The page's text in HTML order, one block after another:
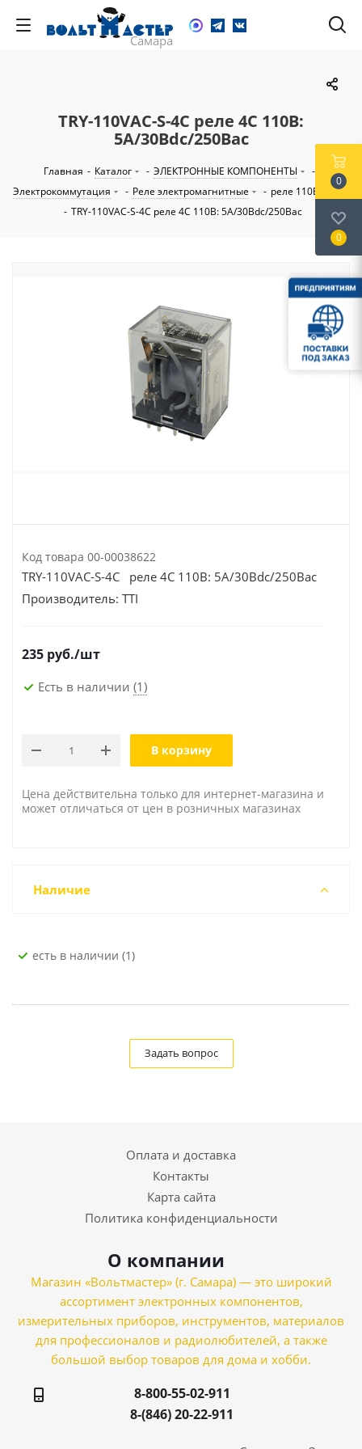
TRY-110VAC-S-4C реле 4C 110В:
5A/30Вdc/250Вac
Главная - Каталог - ЭЛЕКТРОННЫЕ КОМПОНЕНТЫ
-
Электрокоммутация
- Реле электромагнитные - реле 110В...230В
- TRY-110VAC-S-4C реле 4C 110В: 5A/30Вdc/250Вac
Код товара 00-00038622
TRY-110VAC-S-4C реле 4C 110В: 5A/30Вdc/250Вac
Производитель: TTI
235 руб./шт
Есть в наличии (1)
В корзину
Цена действительна только для интернет-магазина и
может отличаться от цен в розничных магазинах
Наличие
Есть в наличии (1)
Задать вопрос
Оплата и доставка
Контакты
Карта сайта
Политика конфиденциальности
О компании
Магазин «Вольтмастер» (г. Самара) — это широкий
ассортимент электронных компонентов,
измерительных приборов, инструментов, материалов
для профессионалов и радиолюбителей, а также
большой выбор товаров для дома и хобби.
8-800-55-02-911
8-(846) 20-22-911
0
0